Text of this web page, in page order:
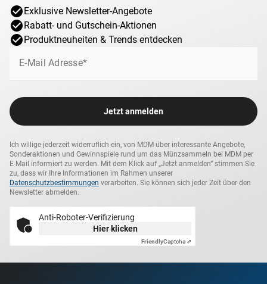
Exklusive Newsletter-Angebote
Rabatt- und Gutschein-Aktionen
Produktneuheiten & Trends entdecken
E-Mail Adresse*
Jetzt anmelden
Ich willige jederzeit widerruflich ein, von MDM über interessante Angebote,
Sonderaktionen und Gewinnspiele rund um das Münzsammeln bei MDM per
E-Mail informiert zu werden. Mit dem Klick auf „Jetzt anmelden“ stimmen Sie
zu, dass wir Ihre Informationen im Rahmen unserer
Datenschutzbestimmungen verarbeiten. Sie können sich jeder Zeit über den
Newsletter abmelden.
Anti-Roboter-Verifizierung
Hier klicken
FriendlyCaptcha ⇗